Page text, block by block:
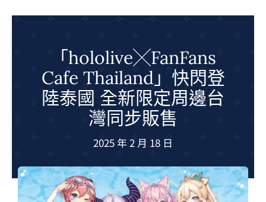
Navigation
室內設計
購屋指南
GCU大賽
「hololive╳FanFans
Cafe Thailand」快閃登
陸泰國 全新限定周邊台
灣同步販售
2025 年 2 月 18 日